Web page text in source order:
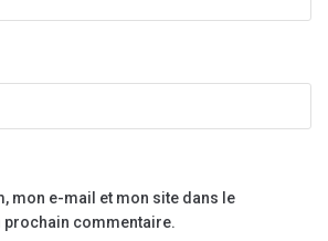
mon e-mail et mon site dans le
commentaire.